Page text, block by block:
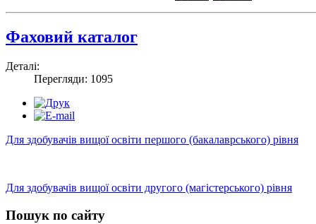
Фаховий каталог
Деталі:
Перегляди: 1095
Для здобувачів вищої освіти першого (бакалаврського) рівня
Для здобувачів вищої освіти другого (магістерського) рівня
Пошук по сайту